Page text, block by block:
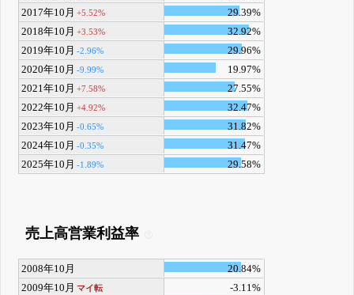
2017年10月 +5.52%
29.39%
2018年10月 +3.53%
32.92%
2019年10月 -2.96%
29.96%
2020年10月 -9.99%
19.97%
2021年10月 +7.58%
27.55%
2022年10月 +4.92%
32.47%
2023年10月 -0.65%
31.82%
2024年10月 -0.35%
31.47%
2025年10月 -1.89% 29.58%
売上高営業利益率
2008年10月
20.84%
2009年10月 マイ転
-3.11%